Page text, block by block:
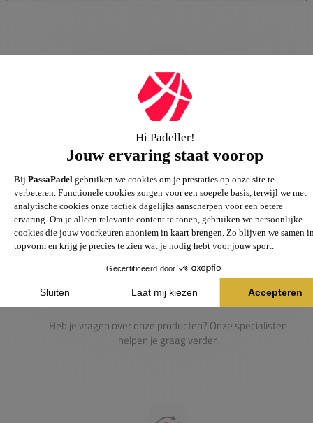
Groot assortiment
Gigantisch assortiment met meer dan 21.000+
artikelen
Passie voor de sport
Heb je vragen over onze producten? Onze specialisten
helpen je graag verder.